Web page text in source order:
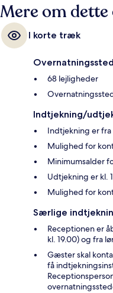
Mere om
I korte træk
68 lejligheder
Indtjekning/
Indtjekning er fra
Mulighed for
Minimumsalder
Udtjekning er kl.
Mulighed for
Særlige
Receptionen er
kl. 19.00) og fra
Gæster skal
få